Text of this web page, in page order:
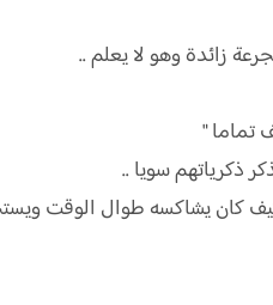
زائدة وهو لا يعلم ..
ذكرياتهم سويا ..
كان يشاكسه طوال الوقت